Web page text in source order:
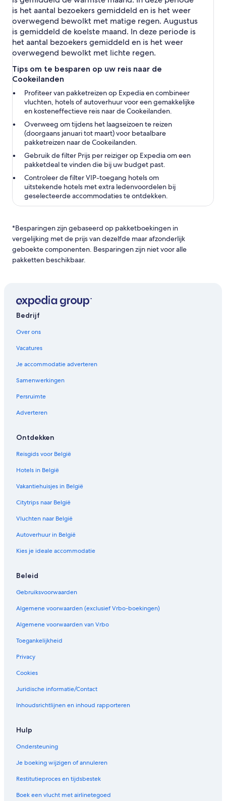
is het aantal bezoekers gemiddeld en is het weer
overwegend bewolkt met matige regen. Augustus
is gemiddeld de koelste maand. In deze periode is
het aantal bezoekers gemiddeld en is het weer
overwegend bewolkt met lichte regen.
Tips om te besparen op uw reis naar de
Cookeilanden
Profiteer van pakketreizen op Expedia en combineer
vluchten, hotels of autoverhuur voor een gemakkelijke
en kosteneffectieve reis naar de Cookeilanden.
Overweeg om tijdens het laagseizoen te reizen
(doorgaans januari tot maart) voor betaalbare
pakketreizen naar de Cookeilanden.
Gebruik de filter Prijs per reiziger op Expedia om een
pakketdeal te vinden die bij uw budget past.
Controleer de filter VIP-toegang hotels om
uitstekende hotels met extra ledenvoordelen bij
geselecteerde accommodaties te ontdekken.
*Besparingen zijn gebaseerd op pakketboekingen in
vergelijking met de prijs van dezelfde maar afzonderlijk
geboekte componenten. Besparingen zijn niet voor alle
pakketten beschikbaar.
Bedrijf
Over ons
Vacatures
Je accommodatie adverteren
Samenwerkingen
Persruimte
Adverteren
Ontdekken
Reisgids voor België
Hotels in België
Vakantiehuisjes in België
Citytrips naar België
Vluchten naar België
Autoverhuur in België
Kies je ideale accommodatie
Beleid
Gebruiksvoorwaarden
Algemene voorwaarden (exclusief Vrbo-boekingen)
Algemene voorwaarden van Vrbo
Toegankelijkheid
Privacy
Cookies
Juridische informatie/Contact
Inhoudsrichtlijnen en inhoud rapporteren
Hulp
Ondersteuning
Je boeking wijzigen of annuleren
Restitutieproces en tijdsbestek
Boek een vlucht met airlinetegoed